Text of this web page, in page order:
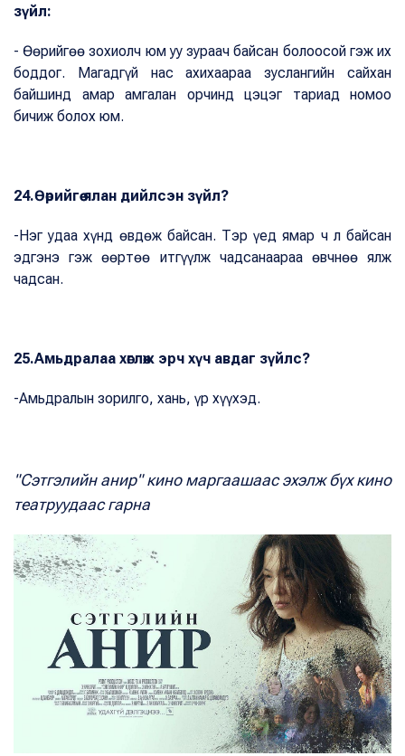
зүйл:
- Өөрийгөө зохиолч юм уу зураач байсан болоосой гэж их
боддог. Магадгүй нас ахихаараа зуслангийн сайхан
байшинд амар амгалан орчинд цэцэг тариад номоо
бичиж болох юм.
24.Өөрийгөө ялан дийлсэн зүйл?
-Нэг удаа хүнд өвдөж байсан. Тэр үед ямар ч л байсан
эдгэнэ гэж өөртөө итгүүлж чадсанаараа өвчнөө ялж
чадсан.
25.Амьдралаа хөглөж эрч хүч авдаг зүйлс?
-Амьдралын зорилго, хань, үр хүүхэд.
"Сэтгэлийн анир" кино маргаашаас эхэлж бүх кино
театруудаас гарна